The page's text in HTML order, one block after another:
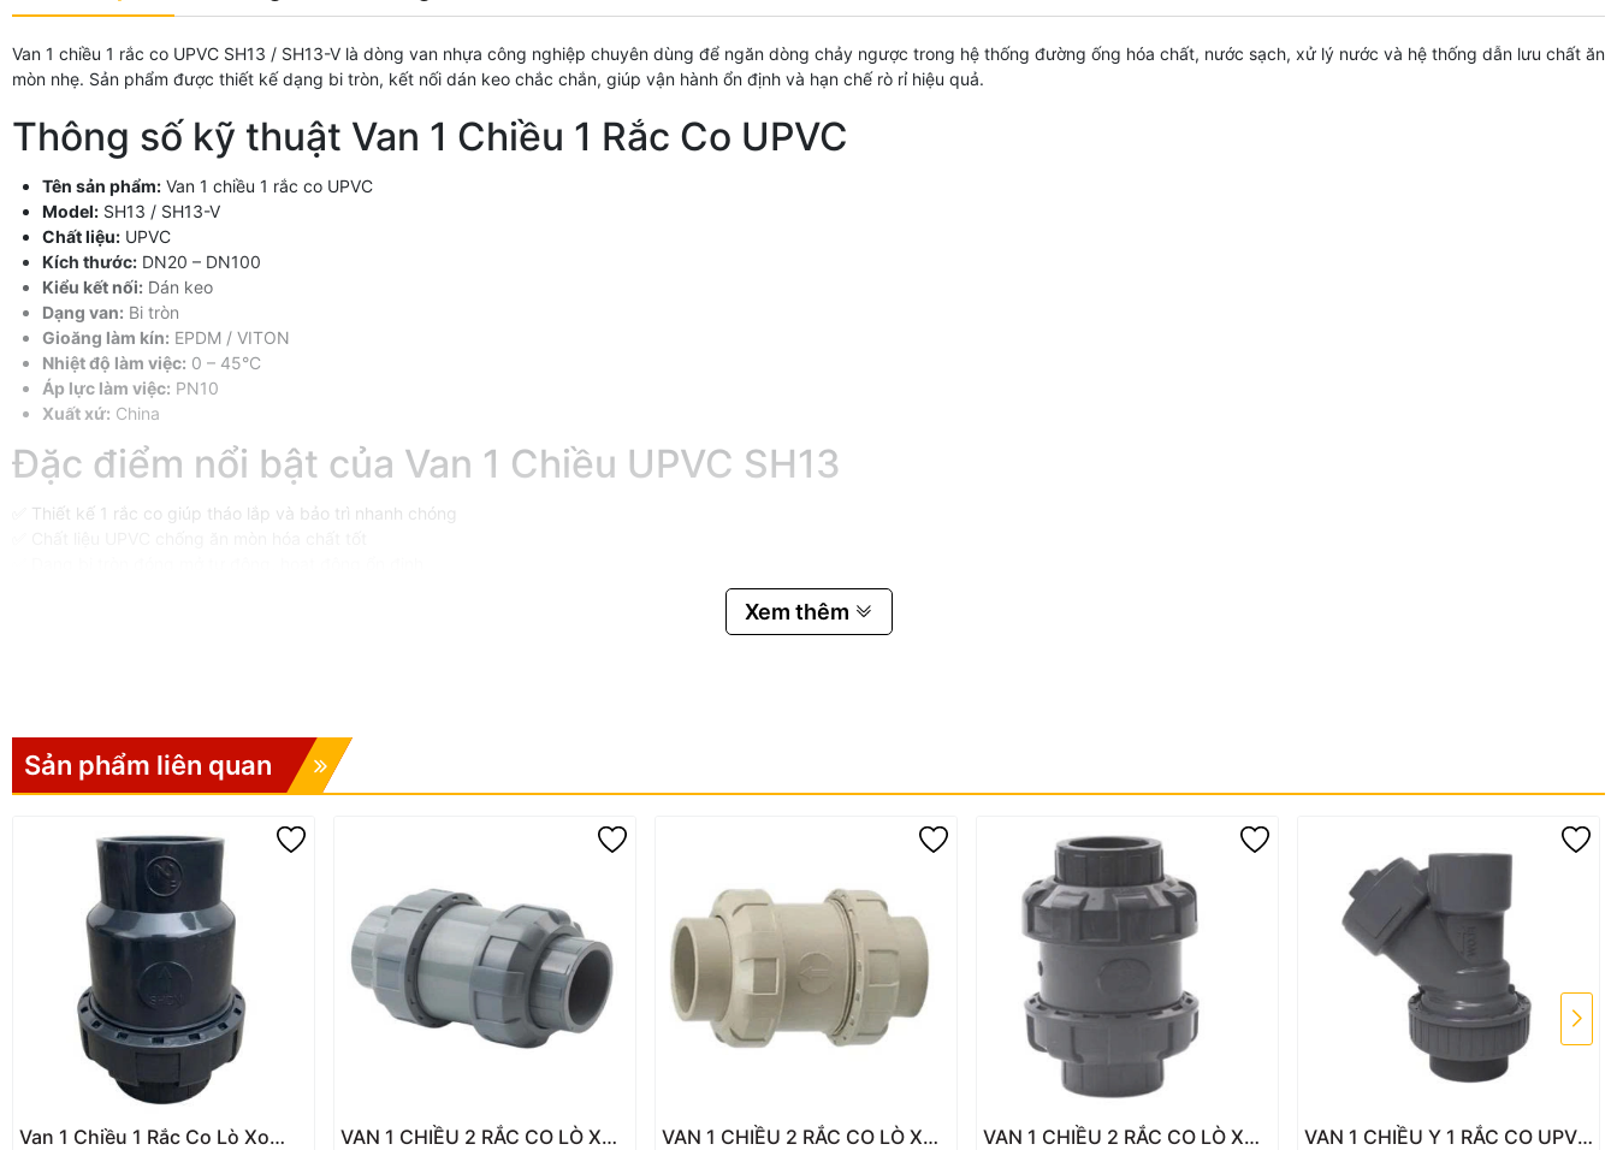
Van 1 chiều 1 rắc co UPVC SH13 / SH13-V là dòng van nhựa công nghiệp chuyên dùng để ngăn dòng chảy ngược trong hệ thống đường ống hóa chất, nước sạch, xử lý nước và hệ thống dẫn lưu chất ăn
mòn nhẹ. Sản phẩm được thiết kế dạng bi tròn, kết nối dán keo chắc chắn, giúp vận hành ổn định và hạn chế rò rỉ hiệu quả.
Thông số kỹ thuật Van 1 Chiều 1 Rắc Co UPVC
Tên sản phẩm: Van 1 chiều 1 rắc co UPVC
Model: SH13 / SH13-V
Chất liệu: UPVC
Kích thước: DN20 – DN100
Kiểu kết nối: Dán keo
Dạng van: Bi tròn
Gioăng làm kín: EPDM / VITON
Nhiệt độ làm việc: 0 – 45°C
Áp lực làm việc: PN10
Xuất xứ: China
Đặc điểm nổi bật của Van 1 Chiều UPVC SH13
✅ Thiết kế 1 rắc co giúp tháo lắp và bảo trì nhanh chóng
Van 1 chiều UPVC SH13 / SH13-V được ứng dụng rộng rãi trong:
Hệ thống xử lý nước sạch
Đường ống cấp thoát nước
Nhà máy sản xuất thực phẩm, dược phẩm
Hệ thống tưới tiêu và nuôi trồng thủy sản
Vì sao nên chọn Van 1 Chiều UPVC SH13?
Sản phẩm có khả năng chống ăn mòn tốt, độ bền cao và vận hành ổn định trong môi trường nước hoặc hóa chất nhẹ. Thiết kế nhỏ gọn giúp tiết kiệm không gian lắp đặt, đồng thời tối ưu chi phí bảo trì
và thay thế cho doanh nghiệp.
Xem thêm
Sản phẩm liên quan
Van 1 Chiều 1 Rắc Co Lò Xo
VAN 1 CHIỀU 2 RẮC CO LÒ XO
VAN 1 CHIỀU 2 RẮC CO LÒ XO
VAN 1 CHIỀU 2 RẮC CO LÒ XO
VAN 1 CHIỀU Y 1 RẮC CO UPVC